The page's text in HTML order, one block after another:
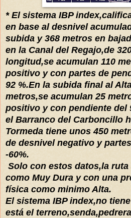
* El sistema IBP
en base al desnivel
subida y 368 metros en
en la Canal del Regajo,de
longitud,se acumulan 110
positivo y con partes de
92 %.En la subida final al
metros,se acumulan 25
positivo y con pendiente del
el Barranco del Carboncillo
Tormeda tiene unos 450
de desnivel negativo y
-60%.
Solo con estos datos,la
como Muy Dura y con una
física como minimo Alta.
El sistema IBP index,no
está el